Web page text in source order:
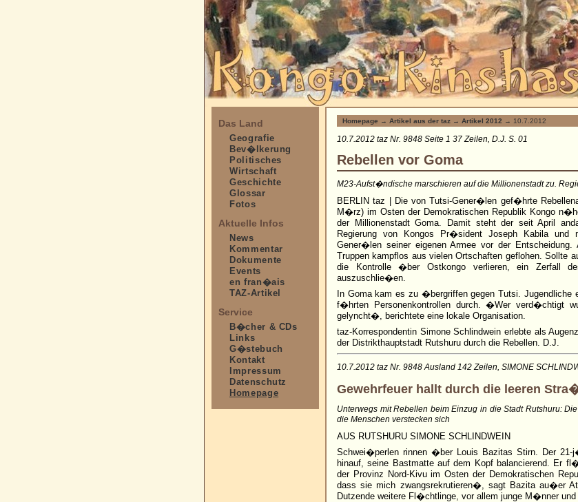
Das Land
Geografie
Bev�lkerung
Politisches
Wirtschaft
Geschichte
Glossar
Fotos
Aktuelle Infos
News
Kommentar
Dokumente
Events
en fran�ais
TAZ-Artikel
Service
B�cher & CDs
Links
G�stebuch
Kontakt
Impressum
Datenschutz
Homepage
Homepage → Artikel aus der taz → Artikel 2012 → 10.7.2012
10.7.2012 taz Nr. 9848 Seite 1 37 Zeilen, D.J. S. 01
Rebellen vor Goma
M23-Aufst�ndische marschieren auf die Millionenstadt zu.
BERLIN taz | Die von Tutsi-Gener�len gef�hrte
M�rz) im Osten der Demokratischen Republik Kongo
der Millionenstadt Goma. Damit steht der seit April
Regierung von Kongos Pr�sident Joseph Kabila und
Gener�len seiner eigenen Armee vor der Entscheidung.
Truppen kampflos aus vielen Ortschaften geflohen. Sollte
die Kontrolle �ber Ostkongo verlieren, ein Zerfall
auszuschlie�en.
In Goma kam es zu �bergriffen gegen Tutsi. Jugendliche
f�hrten Personenkontrollen durch. �Wer verd�chtigt
gelyncht�, berichtete eine lokale Organisation.
taz-Korrespondentin Simone Schlindwein erlebte als
der Distrikthauptstadt Rutshuru durch die Rebellen. D.J.
10.7.2012 taz Nr. 9848 Ausland 142 Zeilen, SIMONE
Gewehrfeuer hallt durch die leeren
Unterwegs mit Rebellen beim Einzug in die Stadt Rutshuru:
die Menschen verstecken sich
AUS RUTSHURU SIMONE SCHLINDWEIN
Schwei�perlen rinnen �ber Louis Bazitas Stirn. Der
hinauf, seine Bastmatte auf dem Kopf balancierend. Er
der Provinz Nord-Kivu im Osten der Demokratischen
dass sie mich zwangsrekrutieren�, sagt Bazita au�er
Dutzende weitere Fl�chtlinge, vor allem junge M�nner und